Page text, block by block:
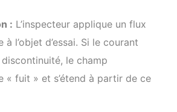
: L’inspecteur applique un flux
à l’objet d’essai. Si le courant
le champ
« fuit » et s’étend à partir de ce